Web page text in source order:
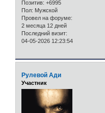
Позитив: +6995
Пол: Мужской
Провел на форуме:
2 месяца 12 дней
Последний визит:
04-05-2026 12:23:54
Рулевой Ади
Участник